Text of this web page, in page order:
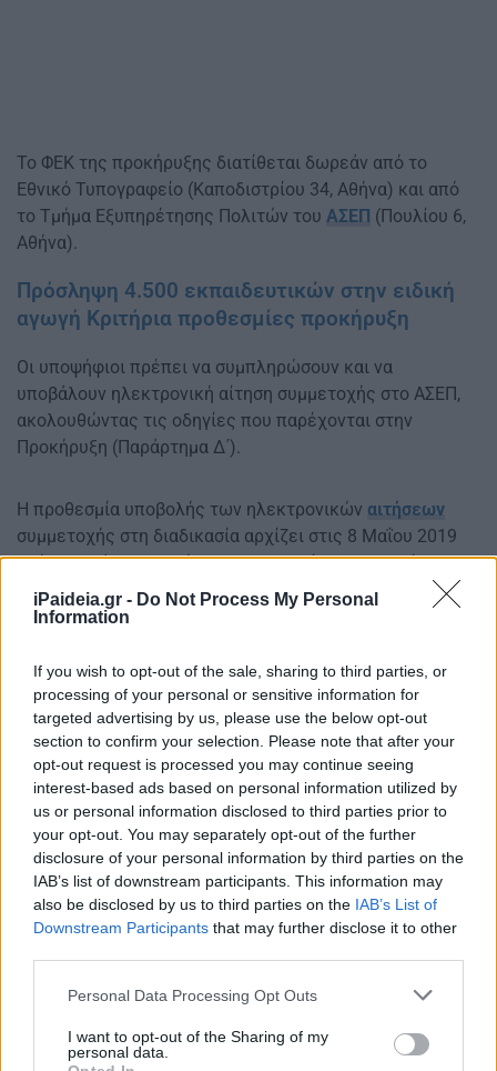
iPaideia.gr - Do Not Process My Personal
Information
If you wish to opt-out of the sale, sharing to third parties, or
processing of your personal or sensitive information for
targeted advertising by us, please use the below opt-out
section to confirm your selection. Please note that after your
opt-out request is processed you may continue seeing
interest-based ads based on personal information utilized by
us or personal information disclosed to third parties prior to
your opt-out. You may separately opt-out of the further
disclosure of your personal information by third parties on the
IAB’s list of downstream participants. This information may
also be disclosed by us to third parties on the IAB’s List of
Downstream Participants that may further disclose it to other
Please note that this website/app uses one or more Google
not limited to your visit or usage behaviour. You may click to
grant or deny consent to Google and its third-party tags to
Personal Data Processing Opt Outs
I want to opt-out of the Sharing of my
personal data.
Το ΦΕΚ της προκήρυξης διατίθεται δωρεάν από το
Εθνικό Τυπογραφείο (Καποδιστρίου 34, Αθήνα) και από
το Τμήμα Εξυπηρέτησης Πολιτών του ΑΣΕΠ (Πουλίου 6,
Αθήνα).
Πρόσληψη 4.500 εκπαιδευτικών στην ειδική
αγωγή Κριτήρια προθεσμίες προκήρυξη
Οι υποψήφιοι πρέπει να συμπληρώσουν και να
υποβάλουν ηλεκτρονική αίτηση συμμετοχής στο ΑΣΕΠ,
ακολουθώντας τις οδηγίες που παρέχονται στην
Προκήρυξη (Παράρτημα Δ΄).
Η προθεσμία υποβολής των ηλεκτρονικών αιτήσεων
συμμετοχής στη διαδικασία αρχίζει στις 8 Μαΐου 2019
ημέρα Τετάρτη και λήγει στις 24 Μαΐου 2019, ημέρα
Παρασκευή και ώρα 14:00.
που επικαλούνται οι υποψήφιοι με την ηλεκτρονική
αίτηση συμμετοχής τους, υποβάλλονται στις οικείες
Διευθύνσεις Εκπαίδευσης, κατόπιν σχετικής
πρόσκλησης του Υπουργού Παιδείας, Έρευνας και
Θρησκευμάτων, που θα αναρτηθεί στην ιστοσελίδα του
Υπουργείου (www.minedu.gov.gr).
Τελευταίες ειδήσεις για μόνιμους διορισμούς
εκπαιδευτικών
Δείτε ό,τι αφορά τις προσλήψεις ειδικής